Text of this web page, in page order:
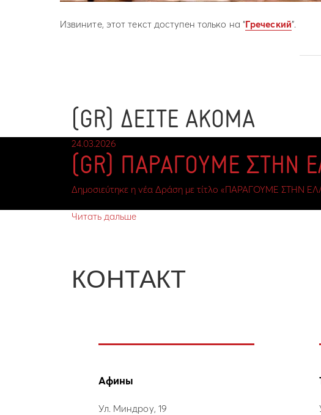
Извините, этот текст доступен только на “Греческий”.
(GR) ΔΕΙΤΕ ΑΚΟΜΑ
24.03.2026
(GR) ΠΑΡΑΓΟΥΜΕ ΣΤΗΝ
Δημοσιεύτηκε η νέα Δράση με τίτλο «ΠΑΡΑΓΟΥΜΕ ΣΤΗΝ
Читать дальше
КОНТАКТ
Афины
Ул. Миндроу, 19